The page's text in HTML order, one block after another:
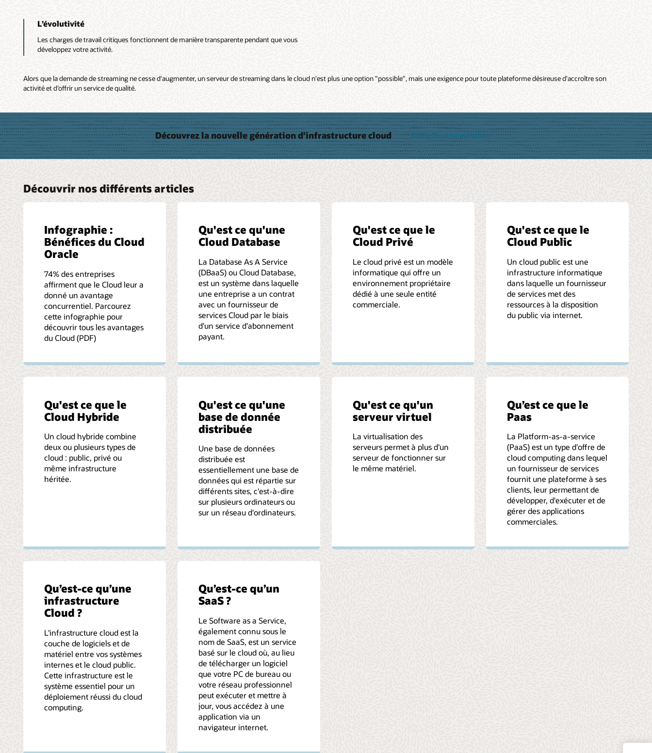
L’évolutivité
Les charges de travail critiques fonctionnent de manière transparente pendant que vous
développez votre activité.
Alors que la demande de streaming ne cesse d'augmenter, un serveur de streaming dans le cloud n'est plus une option "possible", mais une exigence pour toute plateforme désireuse d'accroître son
activité et d’offrir un service de qualité.
Découvrez la nouvelle génération d’infrastructure cloud Oracle Cloud Infrastructure
Découvrir nos différents articles
Infographie :
Bénéfices du Cloud
Oracle
74% des entreprises
affirment que le Cloud leur a
donné un avantage
concurrentiel. Parcourez
cette infographie pour
découvrir tous les avantages
du Cloud (PDF)
Qu'est ce qu'une
Cloud Database
La Database As A Service
(DBaaS) ou Cloud Database,
est un système dans laquelle
une entreprise a un contrat
avec un fournisseur de
services Cloud par le biais
d'un service d'abonnement
payant.
Qu'est ce que le
Cloud Privé
Le cloud privé est un modèle
informatique qui offre un
environnement propriétaire
dédié à une seule entité
commerciale.
Qu'est ce que le
Cloud Public
Un cloud public est une
infrastructure informatique
dans laquelle un fournisseur
de services met des
ressources à la disposition
du public via internet.
Qu'est ce que le
Cloud Hybride
Un cloud hybride combine
deux ou plusieurs types de
cloud : public, privé ou
même infrastructure
héritée.
Qu'est ce qu'une
base de donnée
distribuée
Une base de données
distribuée est
essentiellement une base de
données qui est répartie sur
différents sites, c'est-à-dire
sur plusieurs ordinateurs ou
sur un réseau d'ordinateurs.
Qu'est ce qu'un
serveur virtuel
La virtualisation des
serveurs permet à plus d'un
serveur de fonctionner sur
le même matériel.
Qu’est ce que le
Paas
La Platform-as-a-service
(PaaS) est un type d'offre de
cloud computing dans lequel
un fournisseur de services
fournit une plateforme à ses
clients, leur permettant de
développer, d'exécuter et de
gérer des applications
commerciales.
Qu’est-ce qu’une
infrastructure
Cloud ?
L'infrastructure cloud est la
couche de logiciels et de
matériel entre vos systèmes
internes et le cloud public.
Cette infrastructure est le
système essentiel pour un
déploiement réussi du cloud
computing.
Qu’est-ce qu’un
SaaS ?
Le Software as a Service,
également connu sous le
nom de SaaS, est un service
basé sur le cloud où, au lieu
de télécharger un logiciel
que votre PC de bureau ou
votre réseau professionnel
peut exécuter et mettre à
jour, vous accédez à une
application via un
navigateur internet.